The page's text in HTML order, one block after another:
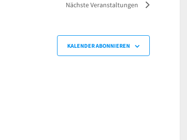
NächsteVeranstaltungen
KALENDER ABONNIEREN